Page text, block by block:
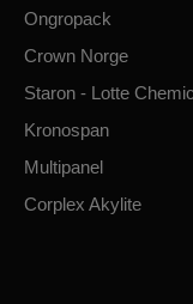
Ongropack
Crown Norge
Staron - Lotte
Kronospan
Multipanel
Corplex Akylite